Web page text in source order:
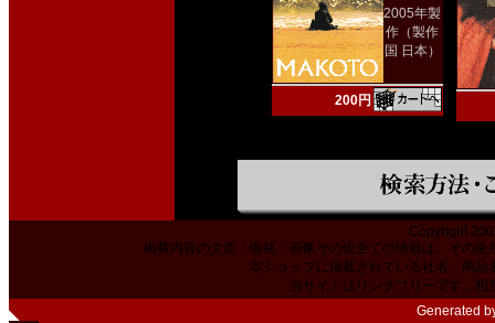
2005年製
作（製作
国 日本）
200円
Copyright
掲載内容の文章・価格・画像その他全ての情報は、その
本ショップに掲載されている社名、商
当サイトはリンクフリーです。相
Generated